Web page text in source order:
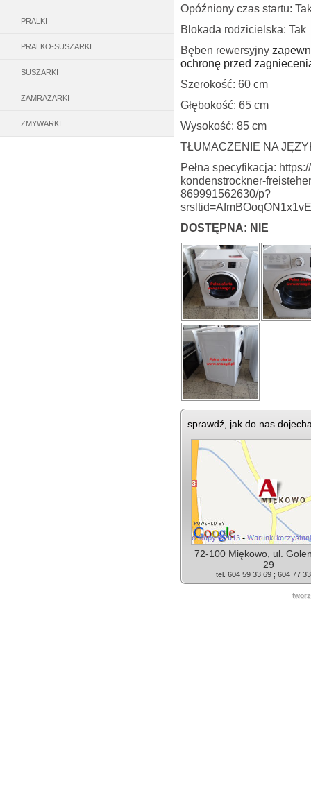
PRALKI
PRALKO-SUSZARKI
SUSZARKI
ZAMRAŻARKI
ZMYWARKI
Opóźniony czas startu:
Blokada rodzicielska: Tak
Bęben rewersyjny
ochronę przed
Szerokość: 60 cm
Głębokość: 65 cm
Wysokość: 85 cm
TŁUMACZENIE NA
Pełna specyfikacja:
kondenstrockner-
869991562630/p?
DOSTĘPNA: NIE
sprawdź, jak do nas
72-100 Miękowo, ul.
29
tel. 604 59 33 69 ; 604 77